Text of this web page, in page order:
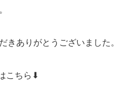
きありがとうございました。
こちら⬇